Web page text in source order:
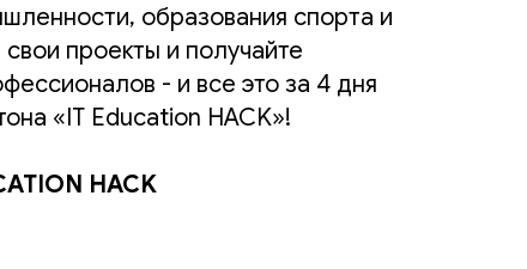
образования спорта и
свои проекты и получайте
- и все это за 4 дня
«IT Education HACK»!
HACK